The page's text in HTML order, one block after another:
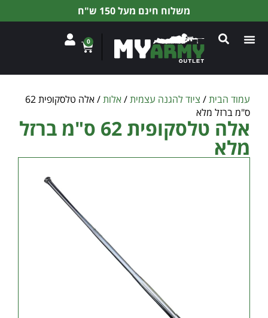
משלוח חינם מעל 150 ש"ח
0
עמוד הבית/ ציוד להגנה עצמית/אלות
/ אלה טלסקופית 62
ס"מ ברזל מלא
אלה טלסקופית 62 ס"מ ברזל
מלא